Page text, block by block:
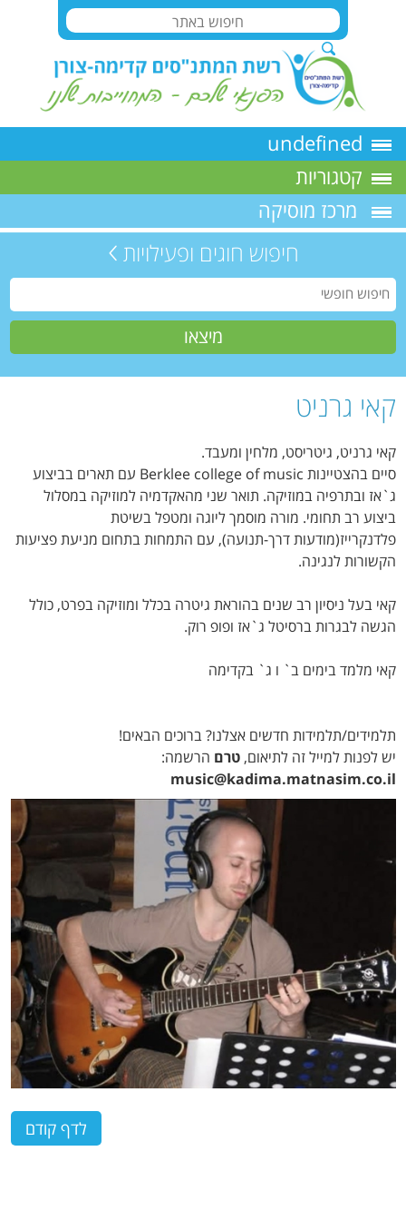
undefined
קטגוריות
מרכז מוסיקה
חיפוש חוגים ופעילויות
קאי גרניט
קאי גרניט, גיטריסט, מלחין ומעבד.
סיים בהצטיינות Berklee college of music עם תארים בביצוע
ג`אז ובתרפיה במוזיקה. תואר שני מהאקדמיה למוזיקה במסלול
ביצוע רב תחומי. מורה מוסמך ליוגה ומטפל בשיטת
פלדנקרייז(מודעות דרך-תנועה), עם התמחות בתחום מניעת פציעות
הקשורות לנגינה.
קאי בעל ניסיון רב שנים בהוראת גיטרה בכלל ומוזיקה בפרט, כולל
הגשה לבגרות ברסיטל ג`אז ופופ רוק.
קאי מלמד בימים ב` ו ג` בקדימה
תלמידים/תלמידות חדשים אצלנו? ברוכים הבאים!
יש לפנות למייל זה לתיאום, טרםהרשמה:
music@kadima.matnasim.co.il